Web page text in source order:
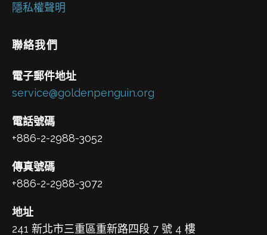
隱私權聲明
聯絡我們
電子郵件地址
service@goldenpenguin.org
電話號碼
+886-2-2988-3052
傳真號碼
+886-2-2988-3072
地址
241 新北市三重區重新路四段 7 號 4 樓